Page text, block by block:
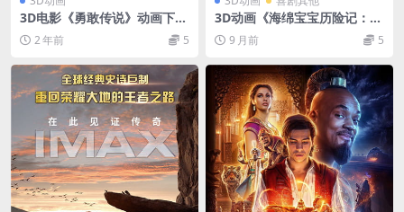
3D电影《勇敢传说》动画下载
左右格式3D 高清蓝光原盘 MK
V 网盘 下载
2 年前 5
3D动画《海绵宝宝历险记：海
绵出水》3D左右格式 3D海绵
宝宝大电影 网盘下载
9 月前 5